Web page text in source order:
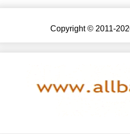
Copyright © 2011-